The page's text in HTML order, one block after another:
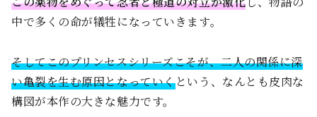
中で多くの命が犠牲になっていきます。
そしてこのプリンセスシリーズこそが、二人の関係に深
い亀裂を生む原因となっていくという、なんとも皮肉な
構図が本作の大きな魅力です。